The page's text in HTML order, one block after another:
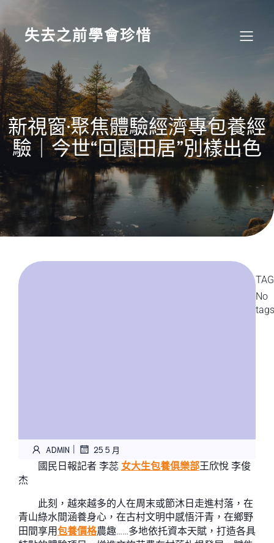
content
失去之前學會珍惜
新視窗·聚焦體驗經濟專包養經
驗｜今世“回園田居”別樣出色
ADMIN | 25 5 月
國民日報記者 李蕊 女大生包養俱樂部王欣悅 李俊
杰
此刻，越來越多的人在周末或節沐日走進村落，在
青山綠水間涵養身心，在古村文明中感悟汗青，在鄉野
田間享用包養價格農趣……多地依托資本天賦，打造各具
No
tags